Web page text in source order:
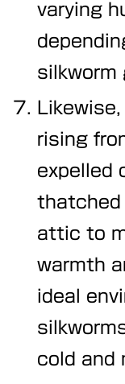
varying
silkworm
rising
expelled
thatched
attic to
warmth
ideal
cold and